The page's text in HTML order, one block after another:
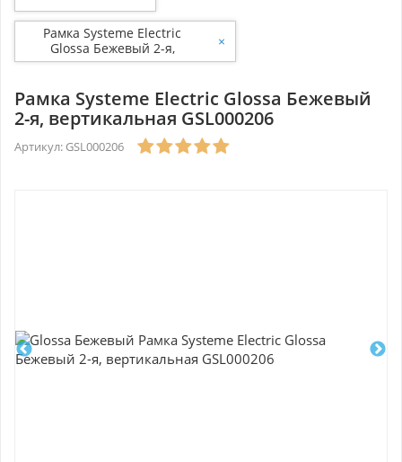
Рамка Systeme Electric
Glossa Бежевый 2-я,
вертикальная GSL000206
×
Рамка Systeme Electric Glossa Бежевый
2-я, вертикальная GSL000206
Артикул: GSL000206